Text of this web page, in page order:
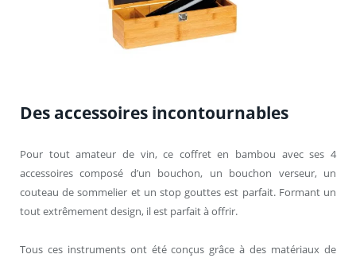
Des accessoires incontournables
Pour tout amateur de vin, ce coffret en bambou avec ses 4
accessoires composé d’un bouchon, un bouchon verseur, un
couteau de sommelier et un stop gouttes est parfait. Formant un
tout extrêmement design, il est parfait à offrir.
Tous ces instruments ont été conçus grâce à des matériaux de